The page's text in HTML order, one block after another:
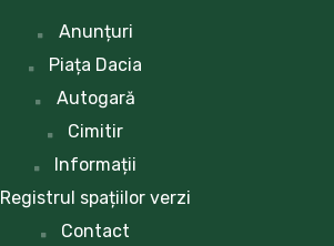
Anunțuri
Piața Dacia
Autogară
Cimitir
Informații
Registrul spațiilor verzi
Contact